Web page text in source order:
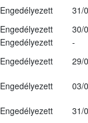
Engedélyezett
31/
Engedélyezett
30/
Engedélyezett
-
Engedélyezett
29/
Engedélyezett
03/
Engedélyezett
31/